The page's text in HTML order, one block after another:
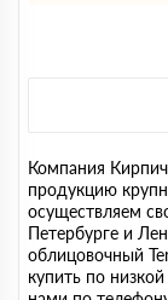
Компания
продукцию
осуществляем
Петербурге и
облицовочный
купить по